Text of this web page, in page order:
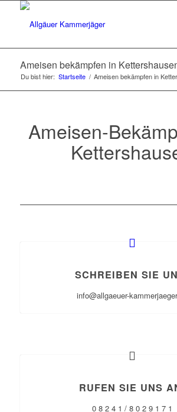
Ameisen bekämpfen in
Du bist hier: Startseite / Ameisen bekämpfen in
Ameisen-
SCHREIBEN SIE
info@allgaeuer-
RUFEN SIE UNS
0 8 2 4 1 / 8 0 2 9 1 7 1